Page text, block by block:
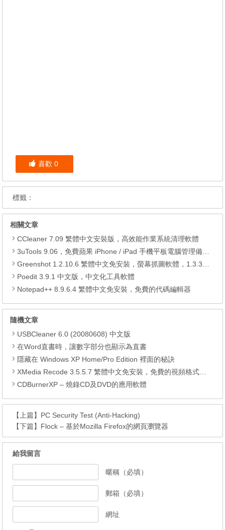
喜歡 0
標籤：
相關文章
CCleaner 7.09 繁體中文安裝版，高效能作業系統清理軟體
3uTools 9.06，免費蘋果 iPhone / iPad 手機平板電腦管理備份還原軟體
Greenshot 1.2.10.6 繁體中文免安裝，螢幕抓圖軟體，1.3.315 安裝版
Poedit 3.9.1 中文版，中文化工具軟體
Notepad++ 8.9.6.4 繁體中文免安裝，免費的代碼編輯器
隨機文章
USBCleaner 6.0 (20080608) 中文版
在Word直書時，讓數字部分也顯示為直書
隱藏在 Windows XP Home/Pro Edition 裡面的秘訣
XMedia Recode 3.5.5.7 繁體中文免安裝，免費的視頻格式轉換工具
CDBurnerXP – 燒錄CD及DVD的應用軟體
【上篇】 PC Security Test (Anti-Hacking)
【下篇】 Flock – 基於Mozilla Firefox的網頁瀏覽器
給我留言
暱稱（必填）
郵箱（必填）
網址